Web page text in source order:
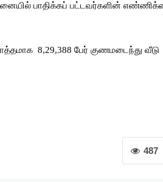
பாதிக்கப் பட்டவர்களின்
8,29,388 பேர் குணமடைந்து வீடு
487